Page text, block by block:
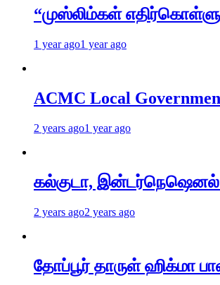
“முஸ்லிம்கள்
1 year ago1 year ago
ACMC Local
2 years ago1 year ago
கல்குடா, இன்டர்நெஷெனல்
2 years ago2 years ago
தோப்பூர் தாருள் ஹிக்மா